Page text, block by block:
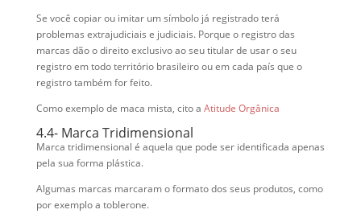
Se você copiar ou imitar um símbolo já registrado terá
problemas extrajudiciais e judiciais. Porque o registro das
marcas dão o direito exclusivo ao seu titular de usar o seu
registro em todo território brasileiro ou em cada país que o
registro também for feito.
Como exemplo de maca mista, cito a Atitude Orgânica
4.4- Marca Tridimensional
Marca tridimensional é aquela que pode ser identificada apenas
pela sua forma plástica.
Algumas marcas marcaram o formato dos seus produtos, como
por exemplo a toblerone.